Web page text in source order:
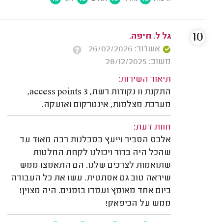
גל ל. חיפה.
אשרור: 26/02/2026
משוב: 28/12/2025
תיאור השירות:
התקנת 11 נקודות רשת, 3 access points,
מערכת מצלמות, אינטרקום ואזעקה.
חוות דעת:
אלכס הסביר וייעץ בסבלנות רבה מאוד עד
שהכל היה ברור ויכולנו לקחת החלטות
שתואמות לצרכים שלנו. הם התאמצו ממש
שיראה טוב גם אסתטית. עשו את כל העבודה
ביום אחד מאומץ ועמדו בזמנים. היה מצוין!
ממש על הכיפאק!
10